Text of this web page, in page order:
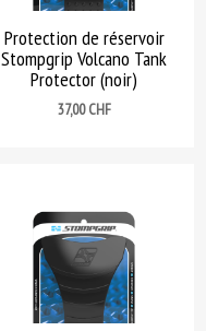
Protection de réservoir
Stompgrip Volcano Tank
Protector (noir)
Prix
37,00 CHF